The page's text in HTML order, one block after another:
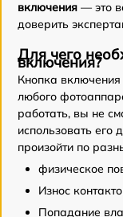
включения — это
доверить
Для чего
включения?
Кнопка
любого
работать, вы не
использовать его
произойти по
физическое
Износ
Попадание